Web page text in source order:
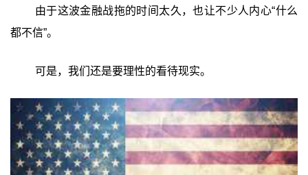
由于这波金融战拖的时间太久，也让不少人内心“什么
都不信”。
可是，我们还是要理性的看待现实。